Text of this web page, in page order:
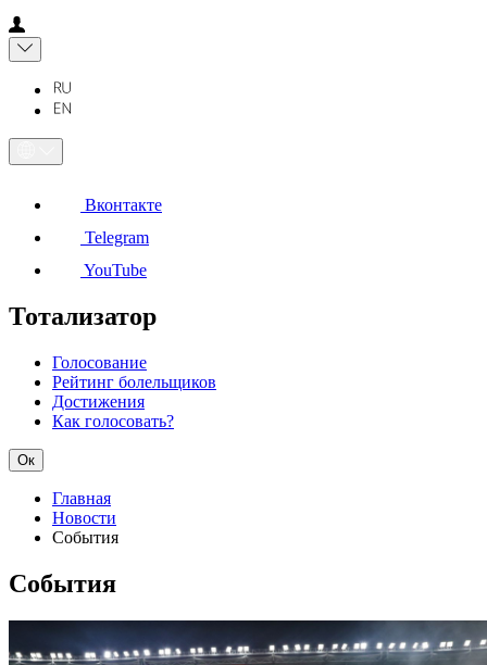
Вконтакте
Telegram
YouTube
Тотализатор
Голосование
Рейтинг болельщиков
Достижения
Как голосовать?
Ок
Главная
Новости
События
События